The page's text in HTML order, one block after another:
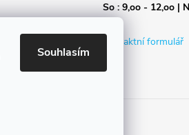
Souhlasím
So : 9,oo - 12,oo |
Kontaktní formulář